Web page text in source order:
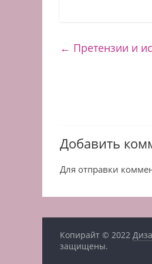
← Претензии и
Добавить
Для отправки
Копирайт © 2022
защищены.